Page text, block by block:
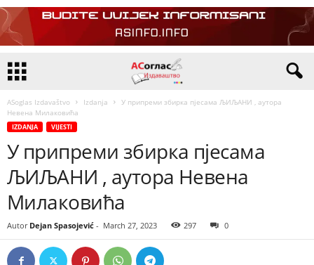
ASoglas Izdavaštvo Izdanja
У припреми збирка пјесама ЉИЉАНИ , аутора
Невена Милаковића
IZDANJA VIJESTI
У припреми збирка пјесама
ЉИЉАНИ , аутора Невена
Милаковића
Autor Dejan Spasojević - March 27, 2023 297 0